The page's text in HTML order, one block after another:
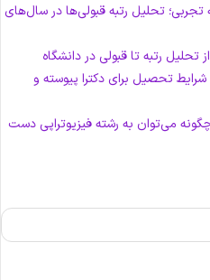
تجربی؛ تحلیل رتبه قبولی‌ها در سال‌های
تحلیل رتبه تا قبولی در دانشگاه
شرایط تحصیل برای دکترا پیوسته و
چگونه می‌توان به رشته فیزیوتراپی دست